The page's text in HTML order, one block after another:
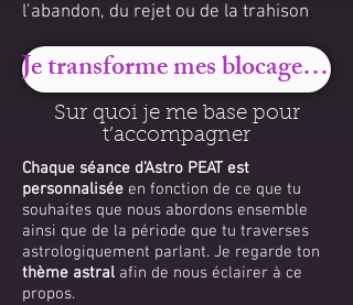
l’abandon, du rejet ou de la trahison
Je transforme mes blocages en force
Sur quoi je me base pour
t’accompagner
Chaque séance d’Astro PEAT est
personnalisée en fonction de ce que tu
souhaites que nous abordons ensemble
ainsi que de la période que tu traverses
astrologiquement parlant. Je regarde ton
thème astral afin de nous éclairer à ce
propos.